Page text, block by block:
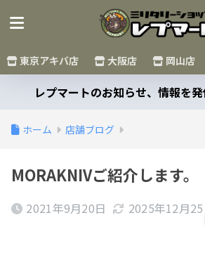
東京アキバ店 大阪店 岡山店
レプマートのお知らせ、情報を発
ホーム 店舗ブログ
MORAKNIVご紹介します。
2021年9月20日 2025年12月25